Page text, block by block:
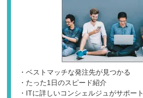
・ベストマッチな発注先が見つかる
・たった1日のスピード紹介
・ITに詳しいコンシェルジュがサポート